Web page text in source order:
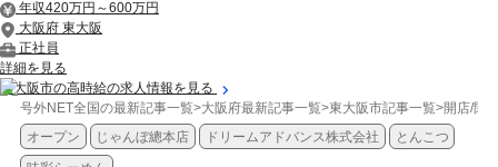
年収420万円～600万円
大阪府 東大阪
正社員
詳細を見る
東大阪市の高時給の求人情報を見る
号外NET全国の最新記事一覧>大阪府最新記事一覧>東大阪市記事一覧>開店/閉
オープン
じゃんぼ總本店 ドリームアドバンス株式会社 とんこつ